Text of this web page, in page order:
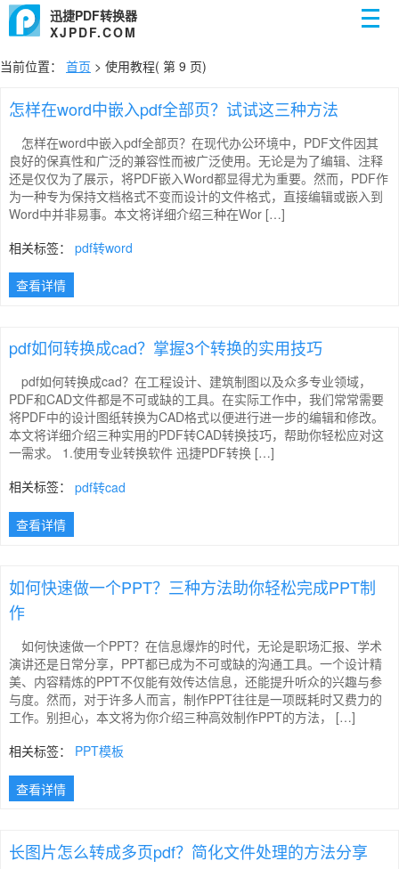
迅捷PDF转换器
XJPDF.COM
当前位置： 首页 > 使用教程( 第 9 页)
怎样在word中嵌入pdf全部页？试试这三种方法
怎样在word中嵌入pdf全部页？在现代办公环境中，PDF文件因其
良好的保真性和广泛的兼容性而被广泛使用。无论是为了编辑、注释
还是仅仅为了展示，将PDF嵌入Word都显得尤为重要。然而，PDF作
为一种专为保持文档格式不变而设计的文件格式，直接编辑或嵌入到
Word中并非易事。本文将详细介绍三种在Wor […]
相关标签：
pdf转word
查看详情
pdf如何转换成cad？掌握3个转换的实用技巧
pdf如何转换成cad？在工程设计、建筑制图以及众多专业领域，
PDF和CAD文件都是不可或缺的工具。在实际工作中，我们常常需要
将PDF中的设计图纸转换为CAD格式以便进行进一步的编辑和修改。
本文将详细介绍三种实用的PDF转CAD转换技巧，帮助你轻松应对这
一需求。 1.使用专业转换软件 迅捷PDF转换 […]
相关标签：
pdf转cad
查看详情
如何快速做一个PPT？三种方法助你轻松完成PPT制
作
如何快速做一个PPT？在信息爆炸的时代，无论是职场汇报、学术
演讲还是日常分享，PPT都已成为不可或缺的沟通工具。一个设计精
美、内容精炼的PPT不仅能有效传达信息，还能提升听众的兴趣与参
与度。然而，对于许多人而言，制作PPT往往是一项既耗时又费力的
工作。别担心，本文将为你介绍三种高效制作PPT的方法， […]
相关标签：
PPT模板
查看详情
长图片怎么转成多页pdf？简化文件处理的方法分享